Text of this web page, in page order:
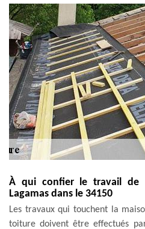
À qui confier le travail de
Lagamas dans le 34150
Les travaux qui touchent la
toiture doivent être effectués